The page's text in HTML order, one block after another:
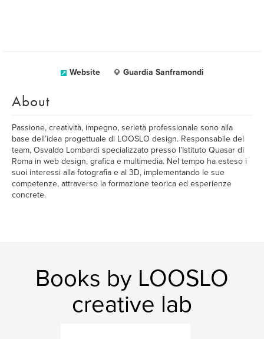
Website Guardia Sanframondi
About
Passione, creatività, impegno, serietà professionale sono alla
base dell’idea progettuale di LOOSLO design. Responsabile del
team, Osvaldo Lombardi specializzato presso l’Istituto Quasar di
Roma in web design, grafica e multimedia. Nel tempo ha esteso i
suoi interessi alla fotografia e al 3D, implementando le sue
competenze, attraverso la formazione teorica ed esperienze
concrete.
Books by LOOSLO
creative lab